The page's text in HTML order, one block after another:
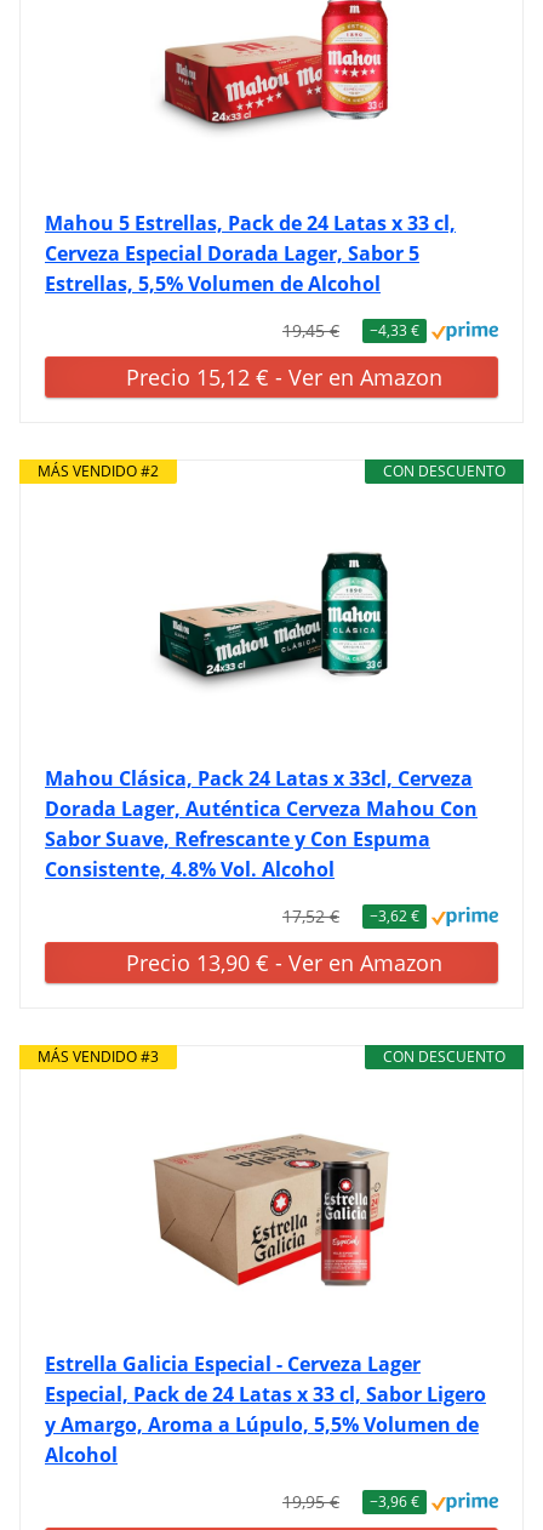
Mahou 5 Estrellas, Pack de 24 Latas x 33 cl,
Cerveza Especial Dorada Lager, Sabor 5
Estrellas, 5,5% Volumen de Alcohol
19,45 € −4,33 €
Precio 15,12 € - Ver en Amazon
CON DESCUENTO
MÁS VENDIDO #2
Mahou Clásica, Pack 24 Latas x 33cl, Cerveza
Dorada Lager, Auténtica Cerveza Mahou Con
Sabor Suave, Refrescante y Con Espuma
Consistente, 4.8% Vol. Alcohol
17,52 € −3,62 €
Precio 13,90 € - Ver en Amazon
CON DESCUENTO
MÁS VENDIDO #3
Estrella Galicia Especial - Cerveza Lager
Especial, Pack de 24 Latas x 33 cl, Sabor Ligero
y Amargo, Aroma a Lúpulo, 5,5% Volumen de
Alcohol
19,95 € −3,96 €